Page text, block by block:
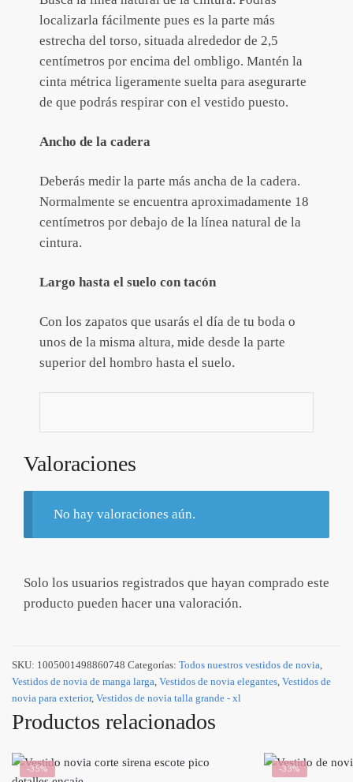
localizarla fácilmente pues es la parte más
estrecha del torso, situada alrededor de 2,5
centímetros por encima del ombligo. Mantén la
cinta métrica ligeramente suelta para asegurarte
de que podrás respirar con el vestido puesto.
Ancho de la cadera
Deberás medir la parte más ancha de la cadera.
Normalmente se encuentra aproximadamente 18
centímetros por debajo de la línea natural de la
cintura.
Largo hasta el suelo con tacón
Con los zapatos que usarás el día de tu boda o
unos de la misma altura, mide desde la parte
superior del hombro hasta el suelo.
Valoraciones
No hay valoraciones aún.
Solo los usuarios registrados que hayan comprado este
producto pueden hacer una valoración.
SKU: 1005001498860748 Categorías: Todos nuestros vestidos de novia
Vestidos de novia de manga larga Vestidos de novia elegantes Vestidos de
novia para exterior, Vestidos de novia talla grande - xl
Productos relacionados
-35% -33%